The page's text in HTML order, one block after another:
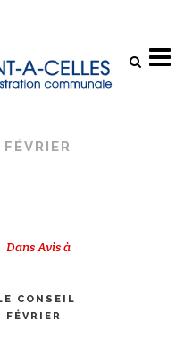
FÉVRIER
DansAvis à
CONSEIL
FÉVRIER